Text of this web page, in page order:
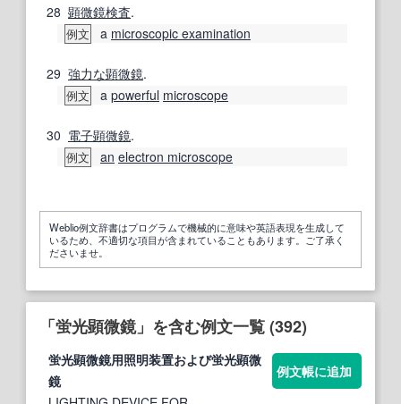
28 顕微鏡検査.
例文 a microscopic examination
29 強力な顕微鏡.
例文 a powerful microscope
30 電子顕微鏡.
例文 an electron microscope
Weblio例文辞書はプログラムで機械的に意味や英語表現を生成して
いるため、不適切な項目が含まれていることもあります。ご了承く
ださいませ。
「蛍光顕微鏡」を含む例文一覧 (392)
蛍光顕微鏡用照明装置および蛍光顕微
鏡
例文帳に追加